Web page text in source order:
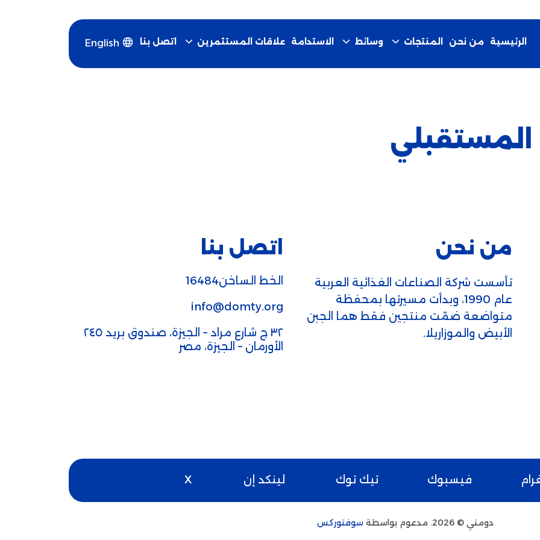
الرئيسية من نحن المنتجات وسائط الاستدامة علاقات المستثمرين اتصل بنا English
المستقبلي
من نحن
تأسست شركة الصناعات الغذائية العربية
عام 1990، وبدأت مسيرتها بمحفظة
متواضعة ضمّت منتجين فقط هما الجبن
الأبيض والموزاريلا.
اتصل بنا
الخط الساخن16484
info@domty.org
٣٢ ج شارع مراد – الجيزة، صندوق بريد ٢٤٥
الأورمان – الجيزة، مصر
فيسبوك تيك توك لينكد إن X
دومتي © 2026. مدعوم بواسطة سوفتوركس